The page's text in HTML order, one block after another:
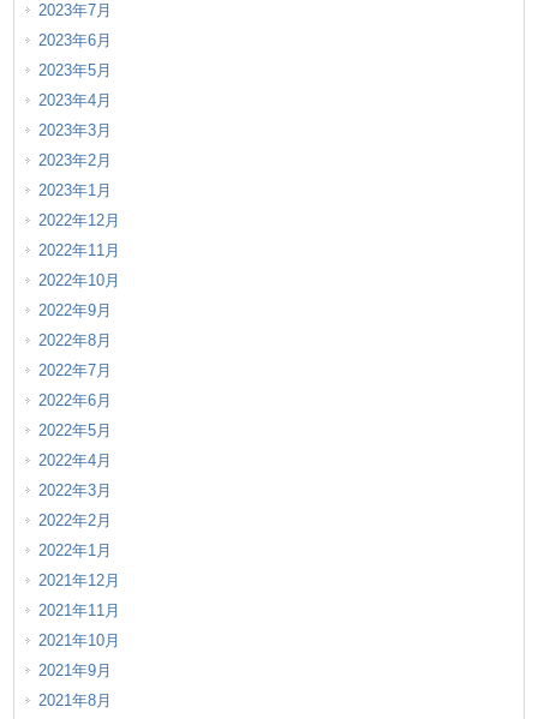
2023年7月
2023年6月
2023年5月
2023年4月
2023年3月
2023年2月
2023年1月
2022年12月
2022年11月
2022年10月
2022年9月
2022年8月
2022年7月
2022年6月
2022年5月
2022年4月
2022年3月
2022年2月
2022年1月
2021年12月
2021年11月
2021年10月
2021年9月
2021年8月